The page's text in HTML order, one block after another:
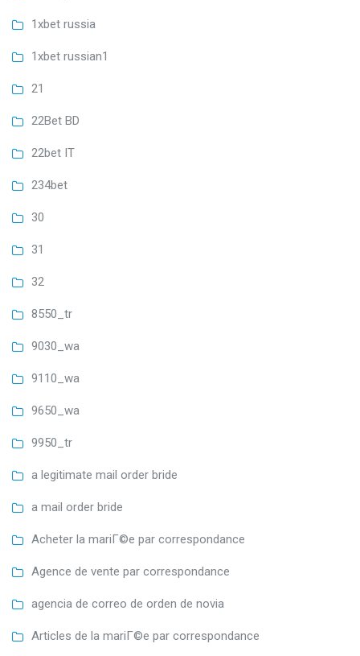
1xbet russia
1xbet russian1
21
22Bet BD
22bet IT
234bet
30
31
32
8550_tr
9030_wa
9110_wa
9650_wa
9950_tr
a legitimate mail order bride
a mail order bride
Acheter la mariГ©e par correspondance
Agence de vente par correspondance
agencia de correo de orden de novia
Articles de la mariГ©e par correspondance